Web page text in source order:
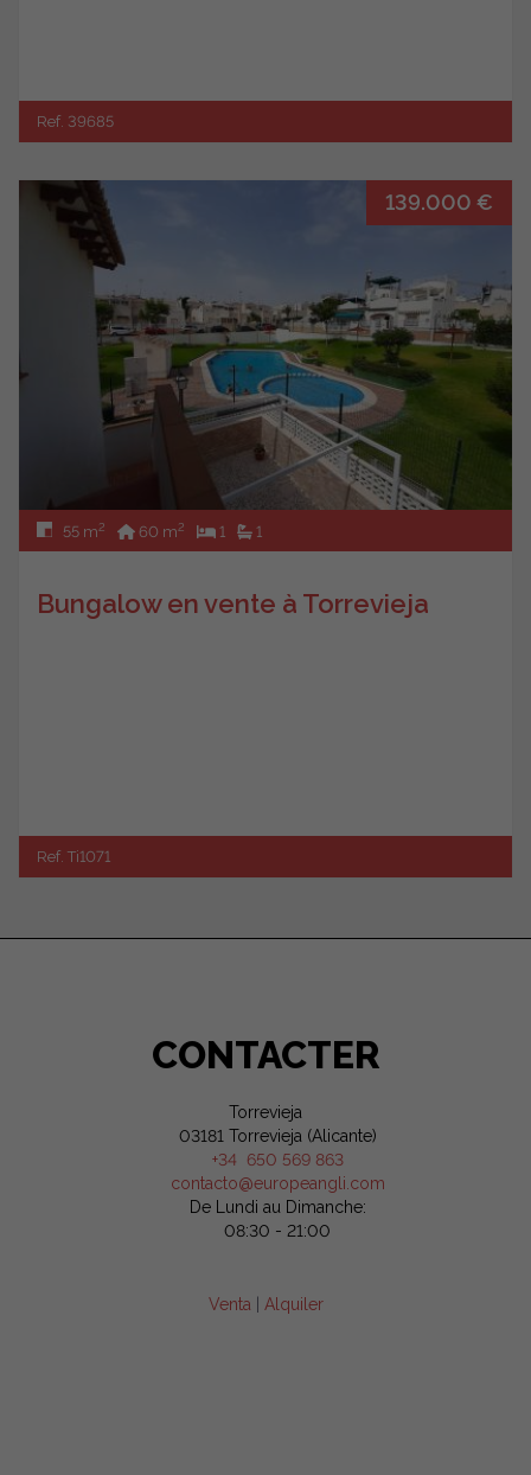
Ref. 39685
139.000 €
55 m2 60 m2 1 1
Bungalow en vente à Torrevieja
Ref. Ti1071
CONTACTER
Torrevieja
03181 Torrevieja (Alicante)
+34 650 569 863
contacto@europeangli.com
De Lundi au Dimanche:
08:30 - 21:00
Venta Alquiler